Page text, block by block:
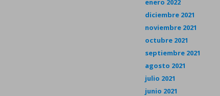
diciembre 2021
noviembre 2021
octubre 2021
septiembre 2021
agosto 2021
julio 2021
junio 2021